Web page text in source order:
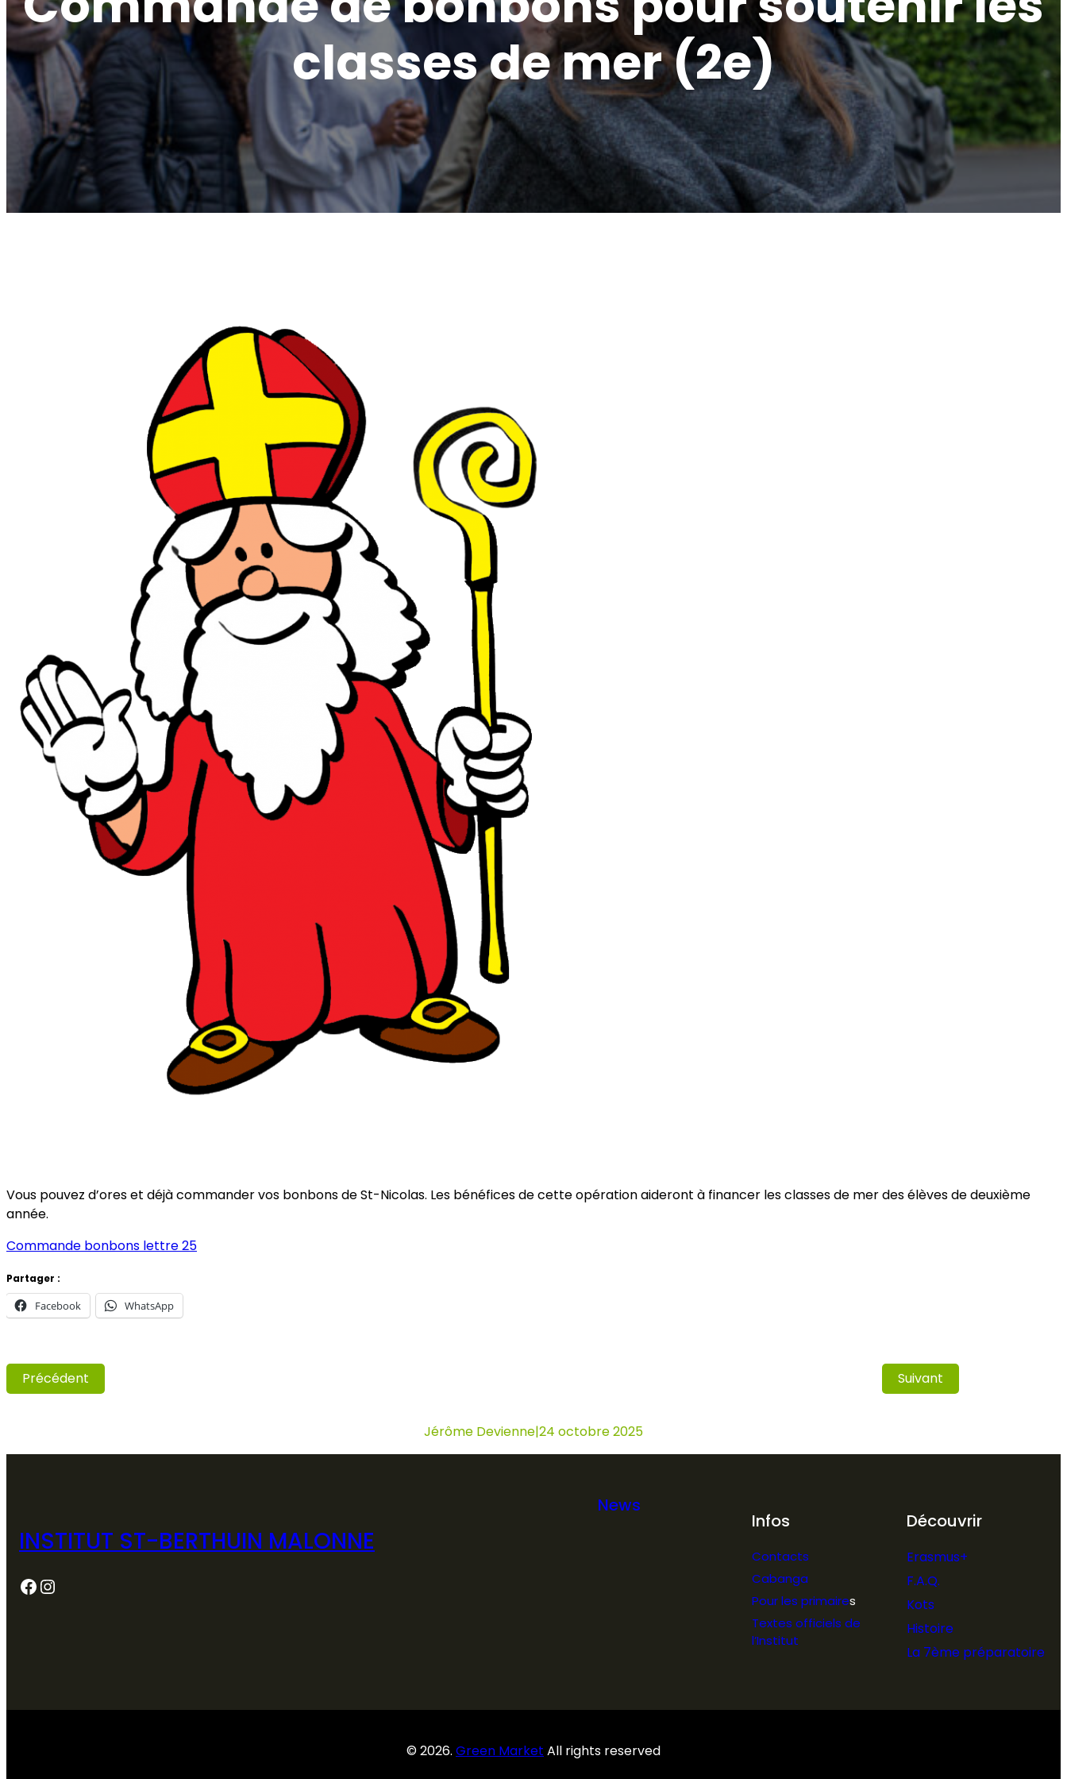
classes de mer (2e)
Vous pouvez d’ores et déjà commander vos bonbons de St-Nicolas. Les bénéfices de cette opération aideront à financer les classes de mer des élèves de deuxième
année.
Commande bonbons lettre 25
Partager :
Facebook WhatsApp
Précédent Suivant
Jérôme Devienne|24 octobre 2025
INSTITUT ST-BERTHUIN MALONNE
Facebook Instagram
News
Infos
Contacts
Cabanga
Pour les primaires
Textes officiels de
l’Institut
Découvrir
Erasmus+
F.A.Q.
Kots
Histoire
La 7ème préparatoire
© 2026. Green Market All rights reserved